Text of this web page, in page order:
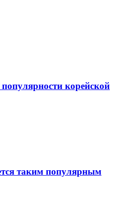
корейской
таким популярным